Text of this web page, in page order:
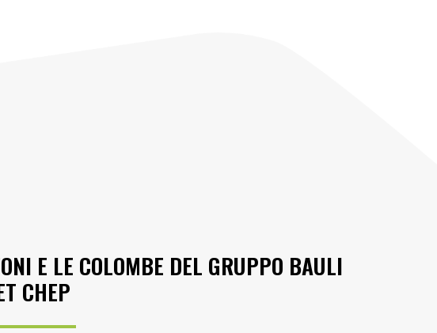
E LE COLOMBE DEL GRUPPO BAULI
CHEP